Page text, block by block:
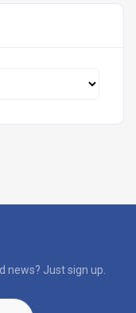
news? Just sign up.